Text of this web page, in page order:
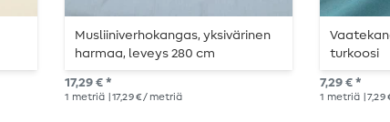
Musliiniverhokangas, yksivärinen
harmaa, leveys 280 cm
17,29 € *
1 metriä | 17,29 € / metriä
turkoosi
7,29 € *
1 metriä |